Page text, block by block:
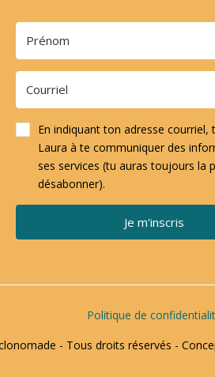
En indiquant ton adresse courriel,
Laura à te communiquer des
ses services (tu auras toujours la
désabonner).
Je m'inscris
Politique de
- Tous droits réservés -